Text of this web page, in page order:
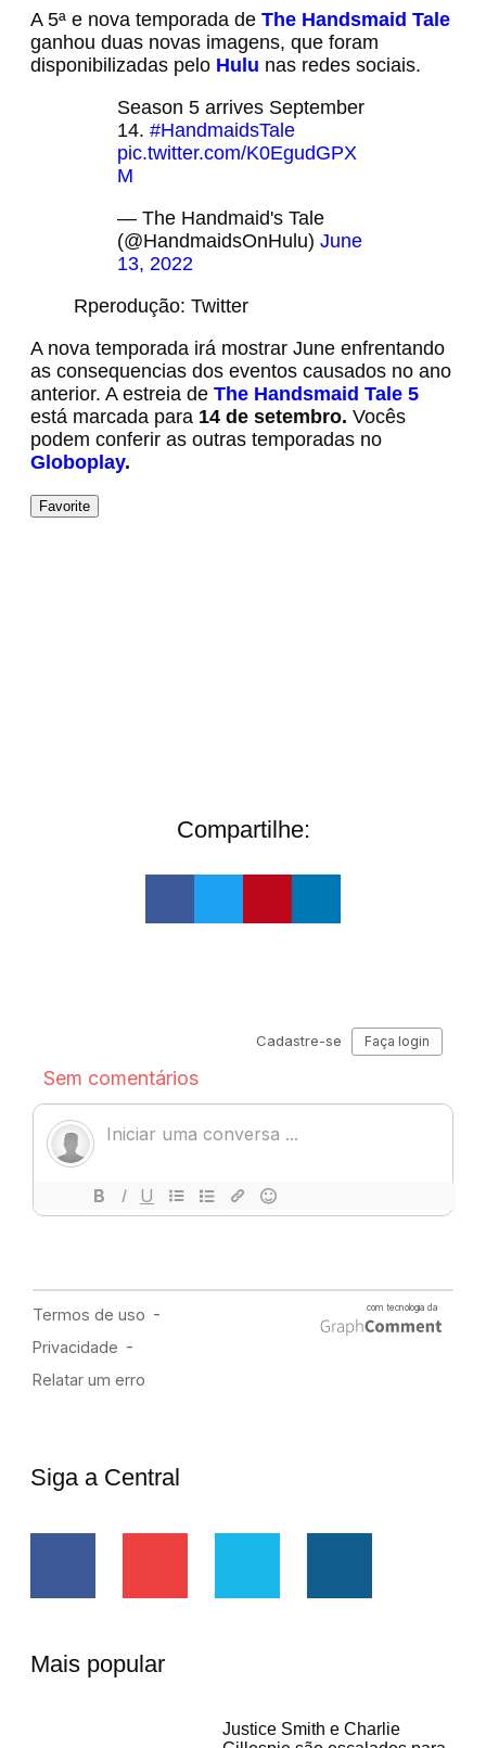
A 5ª e nova temporada de The Handsmaid Tale
ganhou duas novas imagens, que foram
disponibilizadas pelo Hulu nas redes sociais.
Season 5 arrives September
14. #HandmaidsTale
pic.twitter.com/K0EgudGPX
M
— The Handmaid's Tale
(@HandmaidsOnHulu) June
13, 2022
Rperodução: Twitter
A nova temporada irá mostrar June enfrentando
as consequencias dos eventos causados no ano
anterior. A estreia de The Handsmaid Tale 5
está marcada para 14 de setembro. Vocês
podem conferir as outras temporadas no
Globoplay.
Favorite
Compartilhe:
Siga a Central
Mais popular
Justice Smith e Charlie